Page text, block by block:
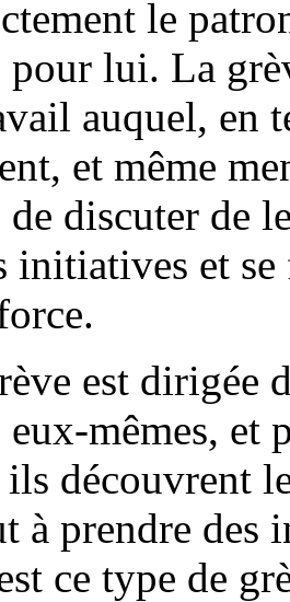
le
pour lui. La
auquel, en
et même
discuter de
initiatives et
est dirigée
mêmes, et
découvrent
à prendre des
ce type de